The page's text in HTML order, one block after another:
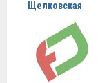
Щелковская